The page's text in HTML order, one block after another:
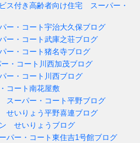
ス付き高齢者向け住宅 スーパー・
ー・コート宇治大久保ブログ
ー・コート武庫之荘ブログ
ー・コート猪名寺ブログ
・コート川西加茂ブログ
ー・コート川西ブログ
コート南花屋敷
スーパー・コート平野ブログ
せいりょう平野喜連ブログ
せいりょうブログ
ー・コート東住吉1号館ブログ